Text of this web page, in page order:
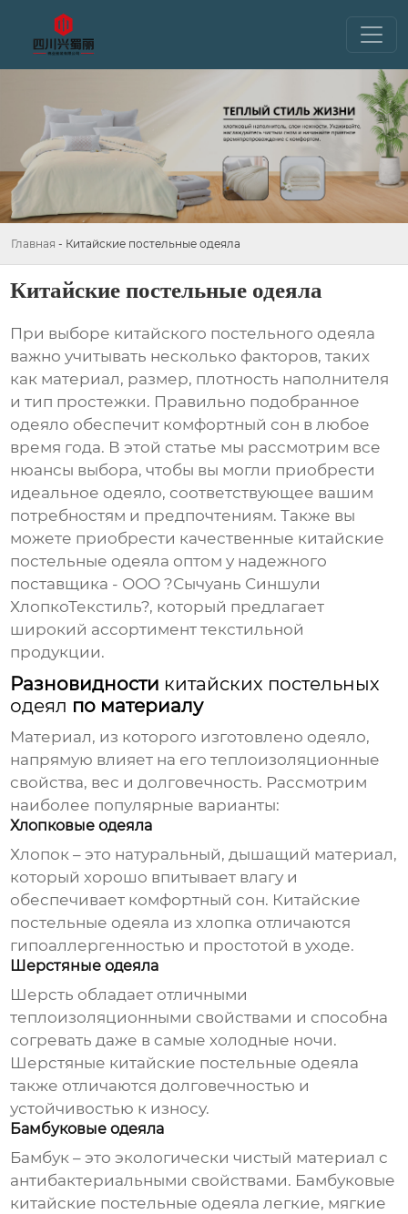
Главная - Китайские постельные одеяла
Китайские постельные одеяла
При выборе китайского постельного одеяла
важно учитывать несколько факторов, таких
как материал, размер, плотность наполнителя
и тип простежки. Правильно подобранное
одеяло обеспечит комфортный сон в любое
время года. В этой статье мы рассмотрим все
нюансы выбора, чтобы вы могли приобрести
идеальное одеяло, соответствующее вашим
потребностям и предпочтениям. Также вы
можете приобрести качественные китайские
постельные одеяла оптом у надежного
поставщика - ООО ?Сычуань Синшули
ХлопкоТекстиль?, который предлагает
широкий ассортимент текстильной
продукции.
Разновидности китайских постельных
одеял по материалу
Материал, из которого изготовлено одеяло,
напрямую влияет на его теплоизоляционные
свойства, вес и долговечность. Рассмотрим
наиболее популярные варианты:
Хлопковые одеяла
Хлопок – это натуральный, дышащий материал,
который хорошо впитывает влагу и
обеспечивает комфортный сон. Китайские
постельные одеяла из хлопка отличаются
гипоаллергенностью и простотой в уходе.
Шерстяные одеяла
Шерсть обладает отличными
теплоизоляционными свойствами и способна
согревать даже в самые холодные ночи.
Шерстяные китайские постельные одеяла
также отличаются долговечностью и
устойчивостью к износу.
Бамбуковые одеяла
Бамбук – это экологически чистый материал с
антибактериальными свойствами. Бамбуковые
китайские постельные одеяла легкие, мягкие